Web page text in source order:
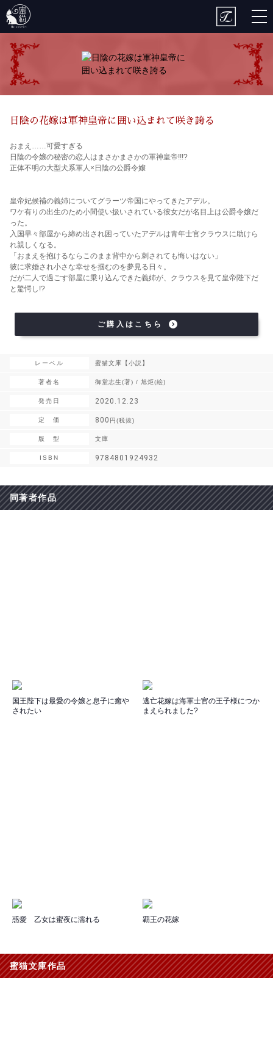
日陰の花嫁は軍神皇帝に囲い込まれて咲き誇る
おまえ……可愛すぎる
日陰の令嬢の秘密の恋人はまさかまさかの軍神皇帝!!!?
正体不明の大型犬系軍人×日陰の公爵令嬢
皇帝妃候補の義姉についてグラーツ帝国にやってきたアデル。
ワケ有りの出生のため小間使い扱いされている彼女だが名目上は公爵令嬢だ
った。
入国早々部屋から締め出され困っていたアデルは青年士官クラウスに助けら
れ親しくなる。
「おまえを抱けるならこのまま背中から刺されても悔いはない」
彼に求婚され小さな幸せを掴むのを夢見る日々。
だが二人で過ごす部屋に乗り込んできた義姉が、クラウスを見て皇帝陛下だ
と驚愕し!?
ご購入はこちら
レーベル 蜜猫文庫【小説】
著者名 御堂志生(著) / 旭炬(絵)
発売日 2020.12.23
定 価 800 円(税抜)
版 型 文庫
ISBN 9784801924932
同著者作品
国王陛下は最愛の令嬢と息子に癒や
されたい
逃亡花嫁は海軍士官の王子様につか
まえられました?
惑愛 乙女は蜜夜に濡れる 覇王の花嫁
蜜猫文庫作品